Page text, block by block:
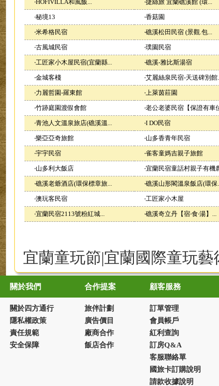
‧HOFIVILLA和風飯... ‧捷絲旅 宜蘭礁溪館 (環...
‧秘境13 ‧香菇園
‧米希格民宿 ‧礁溪松田民宿 (景觀.包...
‧古風城民宿 ‧璞園民宿
‧工匠家小木屋民宿(宜蘭縣... ‧礁溪-雅比斯湯宿
‧金城客棧 ‧艾麗絲泉民宿-天送碑別館
‧力麗哲園-羅東館 ‧上萊茵莊園
‧竹跡庭園渡假會館 ‧老公老婆民宿【保證有車
‧青池人文溫泉旅店(礁溪溫... ‧I DO民宿
‧樂亞亞奇旅館 ‧山多香青年民宿
‧宇宇民宿 ‧雀客童媽吉親子旅館
‧山多利大飯店 ‧宜蘭民宿童話村親子有機
‧礁溪老爺酒店(環保標章旅... ‧礁溪山形閣溫泉飯店(環保
‧澳玩客民宿 ‧工匠家小木屋
‧宜蘭民宿2113號粉紅城... ‧礁溪奇立丹【宿‧食‧湯】...
宜蘭童玩節|宜蘭國際童玩藝
關於我們 合作提案 顧客服務
關於四方通行
隱私權政策
責任規範
安全保障
旅伴計劃
廣告價目
廠商合作
飯店合作
訂單管理
會員帳戶
紅利查詢
訂房Q&A
客服聯絡單
國旅卡訂購說明
請款收據說明